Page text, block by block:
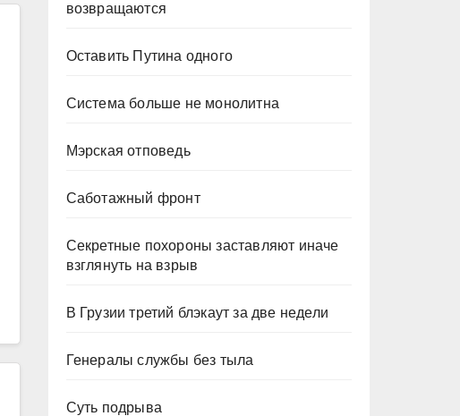
возвращаются
Оставить Путина одного
Система больше не монолитна
Мэрская отповедь
Саботажный фронт
Секретные похороны заставляют иначе
взглянуть на взрыв
В Грузии третий блэкаут за две недели
Генералы службы без тыла
Суть подрыва